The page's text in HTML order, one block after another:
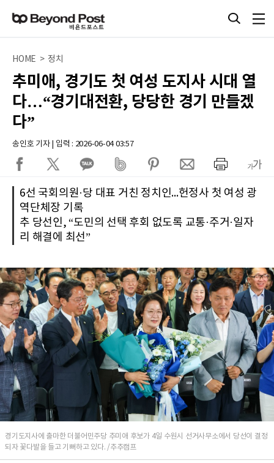
HOME > 정치
추미애, 경기도 첫 여성 도지사 시대 열
다…“경기대전환, 당당한 경기 만들겠
다”
송인호 기자 | 입력 : 2026-06-04 03:57
6선 국회의원·당 대표 거친 정치인...헌정사 첫 여성 광
역단체장 기록
추 당선인, “도민의 선택 후회 없도록 교통·주거·일자
리 해결에 최선”
경기도지사에 출마한 더불어민주당 추미애 후보가 4일 수원시 선거사무소에서 당선이 결정
되자 꽃다발을 들고 기뻐하고 있다. /추추캠프